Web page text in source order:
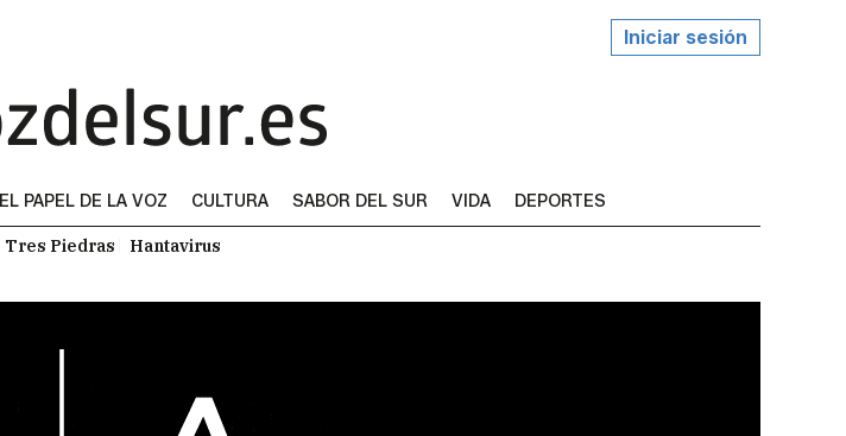
Iniciar sesión
EL PAPEL DE LA VOZ CULTURA SABOR DEL SUR VIDA DEPORTES
Tres Piedras Hantavirus